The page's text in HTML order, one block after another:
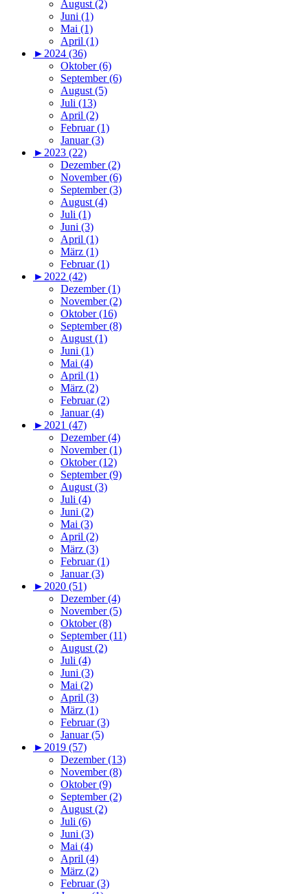
August (2)
Juni (1)
Mai (1)
April (1)
► 2024 (36)
Oktober (6)
September (6)
August (5)
Juli (13)
April (2)
Februar (1)
Januar (3)
► 2023 (22)
Dezember (2)
November (6)
September (3)
August (4)
Juli (1)
Juni (3)
April (1)
März (1)
Februar (1)
► 2022 (42)
Dezember (1)
November (2)
Oktober (16)
September (8)
August (1)
Juni (1)
Mai (4)
April (1)
März (2)
Februar (2)
Januar (4)
► 2021 (47)
Dezember (4)
November (1)
Oktober (12)
September (9)
August (3)
Juli (4)
Juni (2)
Mai (3)
April (2)
März (3)
Februar (1)
Januar (3)
► 2020 (51)
Dezember (4)
November (5)
Oktober (8)
September (11)
August (2)
Juli (4)
Juni (3)
Mai (2)
April (3)
März (1)
Februar (3)
Januar (5)
► 2019 (57)
Dezember (13)
November (8)
Oktober (9)
September (2)
August (2)
Juli (6)
Juni (3)
Mai (4)
April (4)
März (2)
Februar (3)